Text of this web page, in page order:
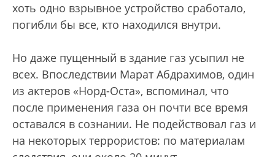
хоть одно взрывное устройство сработало,
погибли бы все, кто находился внутри.
Но даже пущенный в здание газ усыпил не
всех. Впоследствии Марат Абдрахимов, один
из актеров «Норд-Оста», вспоминал, что
после применения газа он почти все время
оставался в сознании. Не подействовал газ и
на некоторых террористов: по материалам